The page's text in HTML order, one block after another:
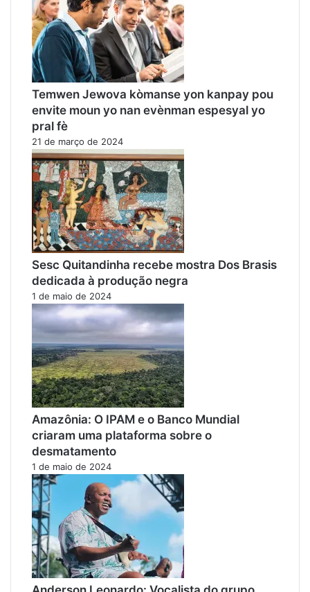
Temwen Jewova kòmanse yon kanpay pou
envite moun yo nan evènman espesyal yo
pral fè
21 de março de 2024
Sesc Quitandinha recebe mostra Dos Brasis
dedicada à produção negra
1 de maio de 2024
Amazônia: O IPAM e o Banco Mundial
criaram uma plataforma sobre o
desmatamento
1 de maio de 2024